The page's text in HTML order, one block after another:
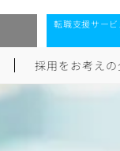
転職支援サー
採用をお考え